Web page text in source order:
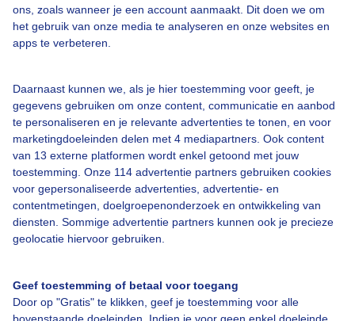
ons, zoals wanneer je een account aanmaakt. Dit doen we om
het gebruik van onze media te analyseren en onze websites en
apps te verbeteren.
Daarnaast kunnen we, als je hier toestemming voor geeft, je
gegevens gebruiken om onze content, communicatie en aanbod
te personaliseren en je relevante advertenties te tonen, en voor
marketingdoeleinden delen met 4 mediapartners. Ook content
van 13 externe platformen wordt enkel getoond met jouw
toestemming. Onze 114 advertentie partners gebruiken cookies
voor gepersonaliseerde advertenties, advertentie- en
contentmetingen, doelgroepenonderzoek en ontwikkeling van
diensten. Sommige advertentie partners kunnen ook je precieze
geolocatie hiervoor gebruiken.
Geef toestemming of betaal voor toegang
Door op "Gratis" te klikken, geef je toestemming voor alle
Een moment geduld aub...
Over Buienradar
Veelgestelde vragen
Contact